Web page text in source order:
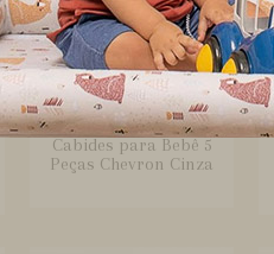
Cabides para Bebê 5
Peças Chevron Cinza